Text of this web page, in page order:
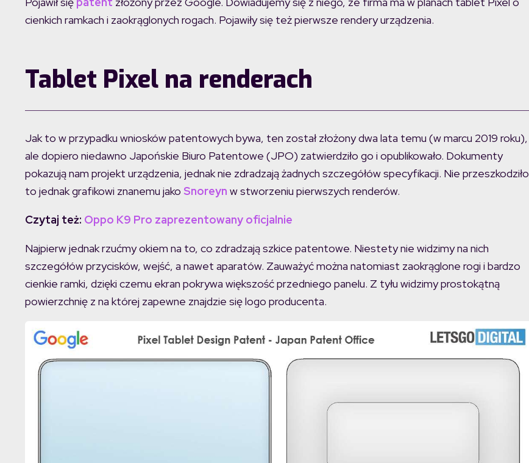
cienkich ramkach i zaokrąglonych rogach. Pojawiły się też pierwsze rendery urządzenia.
Tablet Pixel na renderach
Jak to w przypadku wniosków patentowych bywa, ten został złożony dwa lata temu (w marcu 2019 roku),
ale dopiero niedawno Japońskie Biuro Patentowe (JPO) zatwierdziło go i opublikowało. Dokumenty
pokazują nam projekt urządzenia, jednak nie zdradzają żadnych szczegółów specyfikacji. Nie przeszkodziło
to jednak grafikowi znanemu jako Snoreyn w stworzeniu pierwszych renderów.
Czytaj też: Oppo K9 Pro zaprezentowany oficjalnie
Najpierw jednak rzućmy okiem na to, co zdradzają szkice patentowe. Niestety nie widzimy na nich
szczegółów przycisków, wejść, a nawet aparatów. Zauważyć można natomiast zaokrąglone rogi i bardzo
cienkie ramki, dzięki czemu ekran pokrywa większość przedniego panelu. Z tyłu widzimy prostokątną
powierzchnię z na której zapewne znajdzie się logo producenta.